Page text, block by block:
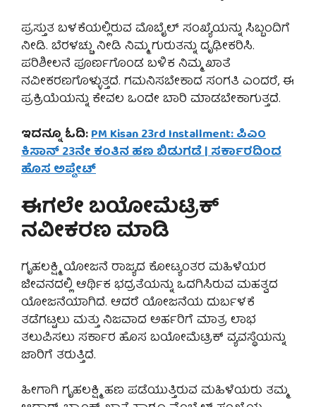
ಪ್ರಸ್ತುತ ಬಳಕೆಯಲ್ಲಿರುವ ಮೊಬೈಲ್ ಸಂಖ್ಯೆಯನ್ನು ಸಿಬ್ಬಂದಿಗೆ
ನೀಡಿ. ಬೆರಳಚ್ಚು ನೀಡಿ ನಿಮ್ಮ ಗುರುತನ್ನು ದೃಢೀಕರಿಸಿ.
ಪರಿಶೀಲನೆ ಪೂರ್ಣಗೊಂಡ ಬಳಿಕ ನಿಮ್ಮ ಖಾತೆ
ನವೀಕರಣಗೊಳ್ಳುತ್ತದೆ. ಗಮನಿಸಬೇಕಾದ ಸಂಗತಿ ಎಂದರೆ, ಈ
ಪ್ರಕ್ರಿಯೆಯನ್ನು ಕೇವಲ ಒಂದೇ ಬಾರಿ ಮಾಡಬೇಕಾಗುತ್ತದೆ.
ಇದನ್ನೂ ಓದಿ:PM Kisan 23rd Installment: ಪಿಎಂ
ಕಿಸಾನ್ 23ನೇ ಕಂತಿನ ಹಣ ಬಿಡುಗಡೆ | ಸರ್ಕಾರದಿಂದ
ಹೊಸ ಅಪ್ಡೇಟ್
ಈಗಲೇ ಬಯೋಮೆಟ್ರಿಕ್
ನವೀಕರಣ ಮಾಡಿ
ಗೃಹಲಕ್ಷ್ಮಿ ಯೋಜನೆ ರಾಜ್ಯದ ಕೋಟ್ಯಂತರ ಮಹಿಳೆಯರ
ಜೀವನದಲ್ಲಿ ಆರ್ಥಿಕ ಭದ್ರತೆಯನ್ನು ಒದಗಿಸಿರುವ ಮಹತ್ವದ
ಯೋಜನೆಯಾಗಿದೆ. ಆದರೆ ಯೋಜನೆಯ ದುರ್ಬಳಕೆ
ತಡೆಗಟ್ಟಲು ಮತ್ತು ನಿಜವಾದ ಅರ್ಹರಿಗೆ ಮಾತ್ರ ಲಾಭ
ತಲುಪಿಸಲು ಸರ್ಕಾರ ಹೊಸ ಬಯೋಮೆಟ್ರಿಕ್ ವ್ಯವಸ್ಥೆಯನ್ನು
ಜಾರಿಗೆ ತರುತ್ತಿದೆ.
ಹೀಗಾಗಿ ಗೃಹಲಕ್ಷ್ಮಿ ಹಣ ಪಡೆಯುತ್ತಿರುವ ಮಹಿಳೆಯರು ತಮ್ಮ